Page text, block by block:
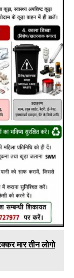
मार तीन लोगो